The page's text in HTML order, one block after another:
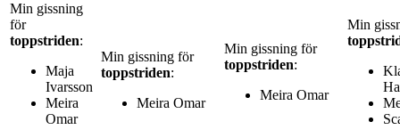
Min gissning
för
toppstriden:
Maja
Ivarsson
Meira
Omar
Min gissning för
toppstriden:
Meira Omar
Min gissning för
toppstriden:
Meira Omar
Min